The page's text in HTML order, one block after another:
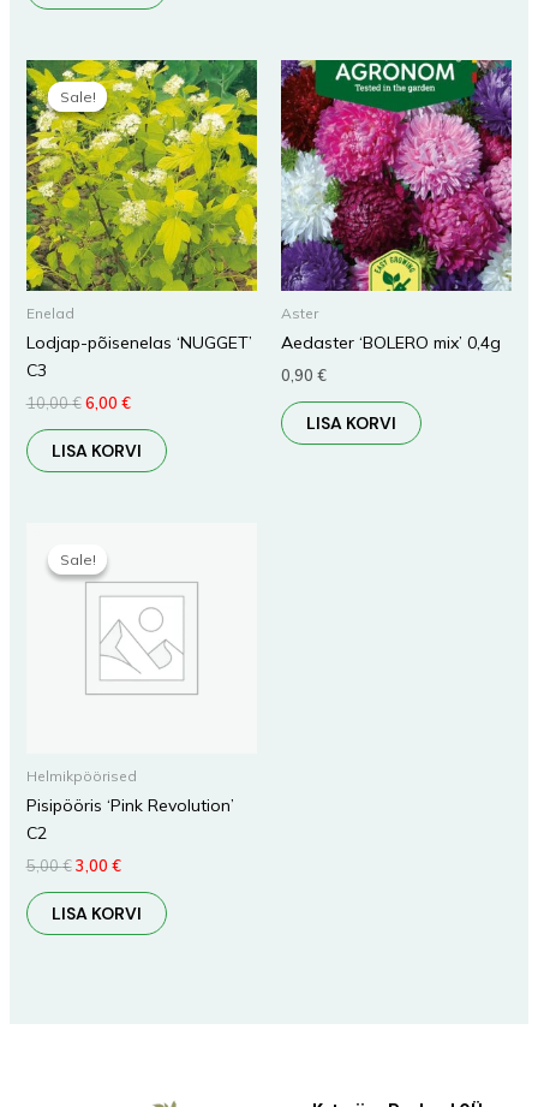
Sale!
Sale!
Enelad
Lodjap-põisenelas ‘NUGGET’
C3
10,00€
Algne
hind
oli:
10,00 €.
6,00 €
Praegune
hind
on:
6,00 €.
LISA KORVI
Aster
Aedaster ‘BOLERO mix’ 0,4g
0,90 €
LISA KORVI
Sale!
Sale!
Helmikpöörised
Pisipööris ‘Pink Revolution’
C2
5,00€
hind
oli:
5,00 €.
3,00 €
3,00 €.
LISA KORVI